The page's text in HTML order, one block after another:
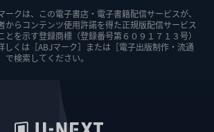
ークは、この電子書店・電子書籍配信サービスが、
からコンテンツ使用許諾を得た正規版配信サービス
とを示す登録商標（登録番号第６０９１７１３号）
しくは［ABJマーク］または［電子出版制作・流通
で検索してください。